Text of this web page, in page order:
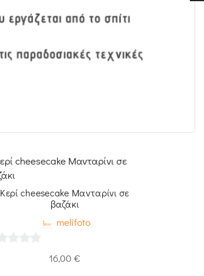
Κερί cheesecake Μανταρίνι σε
βαζάκι
melifoto
16,00 €